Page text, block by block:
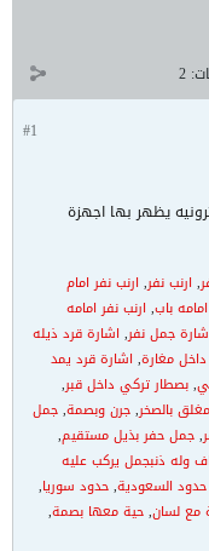
2
#1
يظهر بها اجهزة
, ارنب نفر, ارنب نفر امام
باب, ارنب نفر امامه
جمل نفر, اشارة قرد ذيله
مغارة, اشارة قرد يمد
,بصطار تركي داخل قبر,
بالصخر,جرن وبصمة,جمل
,جمل حفر بذيل مستقيم,
وله ذنبجمل يركب عليه
حدود السعودية,حدود سوريا,
مع لسان,حية معها بصمة,